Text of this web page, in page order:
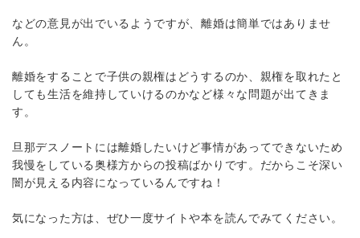
などの意見が出でいるようですが、離婚は簡単ではありませ
ん。
離婚をすることで子供の親権はどうするのか、親権を取れたと
しても生活を維持していけるのかなど様々な問題が出てきま
す。
旦那デスノートには離婚したいけど事情があってできないため
我慢をしている奥様方からの投稿ばかりです。だからこそ深い
闇が見える内容になっているんですね！
気になった方は、ぜひ一度サイトや本を読んでみてください。